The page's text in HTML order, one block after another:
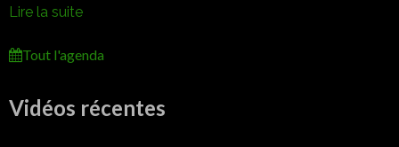
Lire la suite
Tout l'agenda
Vidéos récentes